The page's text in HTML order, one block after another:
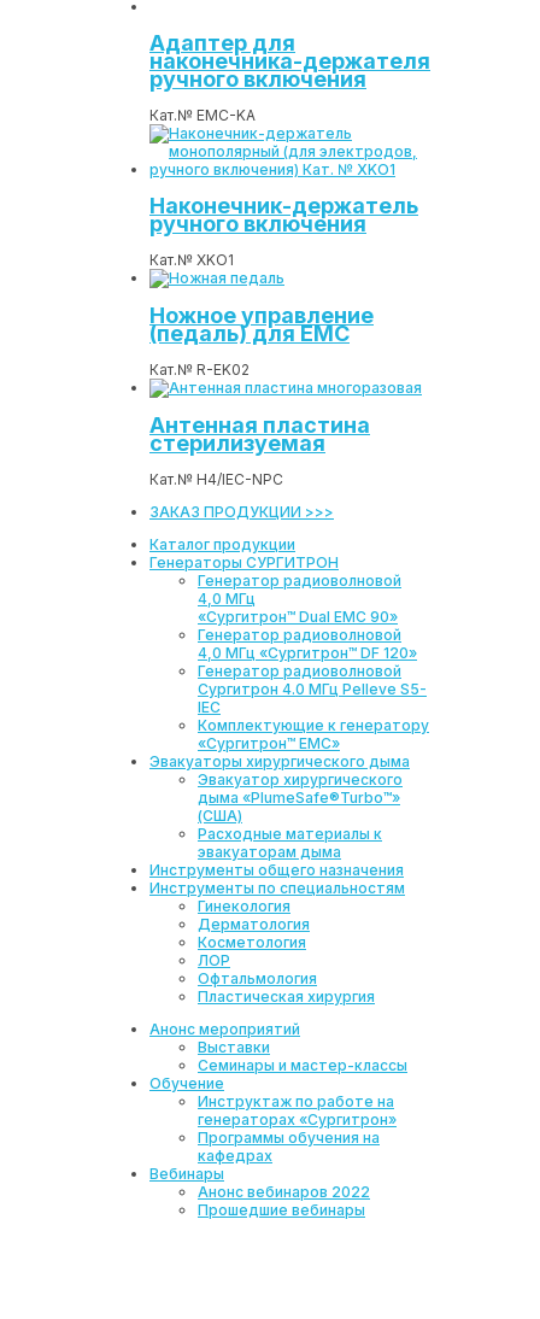
Адаптер для
наконечника-держателя
ручного включения
Кат.№ EMC-KA
Наконечник-держатель
ручного включения
Кат.№ XKO1
Ножное управление
(педаль) для ЕМС
Кат.№ R-EK02
Антенная пластина
стерилизуемая
Кат.№ H4/IEC-NPC
ЗАКАЗ ПРОДУКЦИИ >>>
Каталог продукции
Генераторы СУРГИТРОН
Генератор радиоволновой
4,0 МГц
«Сургитрон™ Dual EMC 90»
Генератор радиоволновой
4,0 МГц «Сургитрон™ DF 120»
Генератор радиоволновой
Сургитрон 4.0 МГц Pelleve S5-
IEC
Комплектующие к генератору
«Сургитрон™ ЕМС»
Эвакуаторы хирургического дыма
Эвакуатор хирургического
дыма «PlumeSafe®Turbo™»
(США)
Расходные материалы к
эвакуаторам дыма
Инструменты общего назначения
Инструменты по специальностям
Гинекология
Дерматология
Косметология
ЛОР
Офтальмология
Пластическая хирургия
Анонс мероприятий
Выставки
Семинары и мастер-классы
Обучение
Инструктаж по работе на
генераторах «Сургитрон»
Программы обучения на
кафедрах
Вебинары
Анонс вебинаров 2022
Прошедшие вебинары